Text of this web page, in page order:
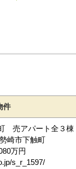
件
売アパート全３棟
崎市下触町
万円
s_r_1597/